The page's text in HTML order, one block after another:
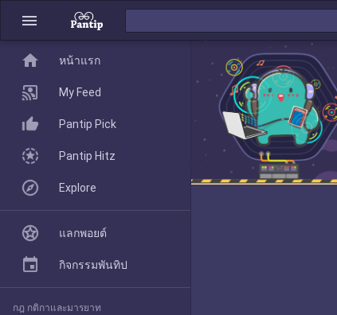
menu
home
Pantip Pick
Explore
home หน้าแรก
My Feed
Pantip Pick
Pantip Hitz
Explore
แลกพอยต์
กิจกรรมพันทิป
กฎ กติกาและมารยาท